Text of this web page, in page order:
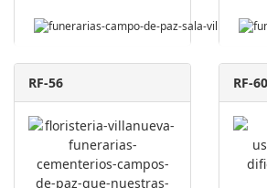
RF-56 RF-60